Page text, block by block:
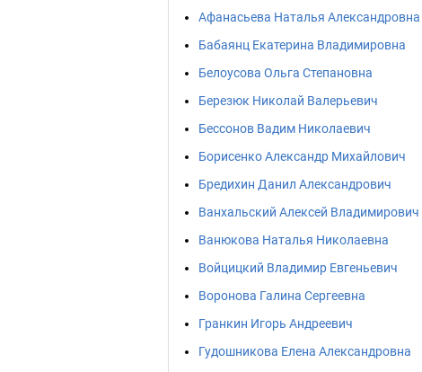
Афанасьева Наталья Александровна
Бабаянц Екатерина Владимировна
Белоусова Ольга Степановна
Березюк Николай Валерьевич
Бессонов Вадим Николаевич
Борисенко Александр Михайлович
Бредихин Данил Александрович
Ванхальский Алексей Владимирович
Ванюкова Наталья Николаевна
Войцицкий Владимир Евгеньевич
Воронова Галина Сергеевна
Гранкин Игорь Андреевич
Гудошникова Елена Александровна